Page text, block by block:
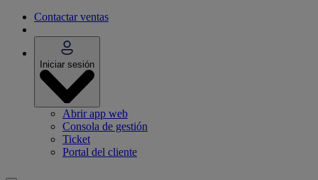
Contactar ventas
Iniciar sesión
Abrir app web
Consola de gestión
Ticket
Portal del cliente